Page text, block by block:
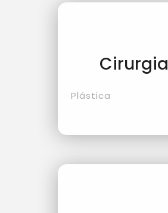
Cirurgia
Plástica